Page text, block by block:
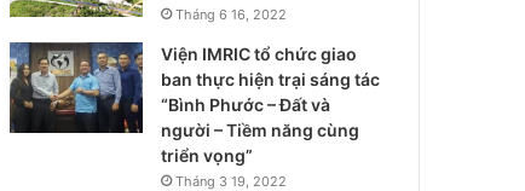
Tháng 6 16, 2022
Viện IMRIC tổ chức giao
ban thực hiện trại sáng tác
“Bình Phước – Đất và
người – Tiềm năng cùng
triển vọng”
Tháng 3 19, 2022